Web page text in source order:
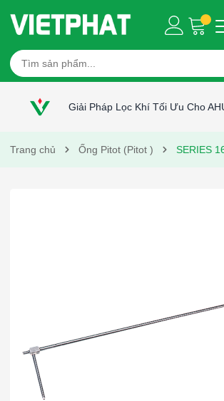
Giải Pháp Lọc Khí Tối Ưu Cho
Trang chủ Ống Pitot (Pitot ) SERIES